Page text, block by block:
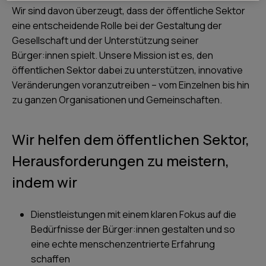
Wir sind davon überzeugt, dass der öffentliche Sektor
eine entscheidende Rolle bei der Gestaltung der
Gesellschaft und der Unterstützung seiner
Bürger:innen spielt. Unsere Mission ist es, den
öffentlichen Sektor dabei zu unterstützen, innovative
Veränderungen voranzutreiben – vom Einzelnen bis hin
zu ganzen Organisationen und Gemeinschaften.
Wir helfen dem öffentlichen Sektor,
Herausforderungen zu meistern,
indem wir
Dienstleistungen mit einem klaren Fokus auf die
Bedürfnisse der Bürger:innen gestalten und so
eine echte menschenzentrierte Erfahrung
schaffen